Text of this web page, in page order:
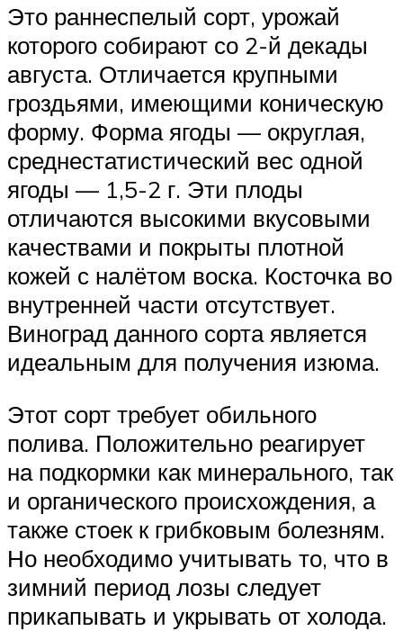
Это раннеспелый сорт, урожай
которого собирают со 2-й декады
августа. Отличается крупными
гроздьями, имеющими коническую
форму. Форма ягоды — округлая,
среднестатистический вес одной
ягоды — 1,5-2 г. Эти плоды
отличаются высокими вкусовыми
качествами и покрыты плотной
кожей с налётом воска. Косточка во
внутренней части отсутствует.
Виноград данного сорта является
идеальным для получения изюма.
Этот сорт требует обильного
полива. Положительно реагирует
на подкормки как минерального, так
и органического происхождения, а
также стоек к грибковым болезням.
Но необходимо учитывать то, что в
зимний период лозы следует
прикапывать и укрывать от холода.